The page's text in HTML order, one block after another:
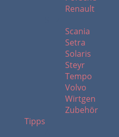
Renault
Scania
Setra
Solaris
Steyr
Tempo
Volvo
Wirtgen
Zubehör
Tipps